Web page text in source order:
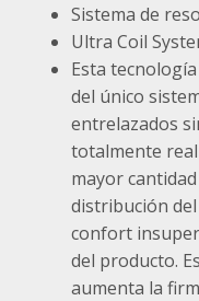
Sistema de
Ultra Coil
Esta
del único
entrelazados
totalmente
mayor
distribución
confort
del producto.
aumenta la